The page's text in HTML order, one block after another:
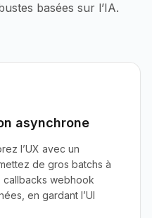
basées sur l’IA.
asynchrone
l’UX avec un
de gros batchs à
callbacks webhook
en gardant l’UI